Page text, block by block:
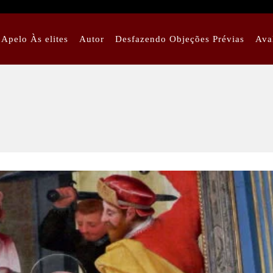
Apelo Às elites Autor Desfazendo Objeções Prévias